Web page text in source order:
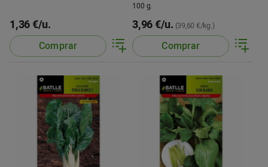
1,36 €/u.
Comprar
100 g.
3,96 €/u. (39,60 €/kg.)
Comprar